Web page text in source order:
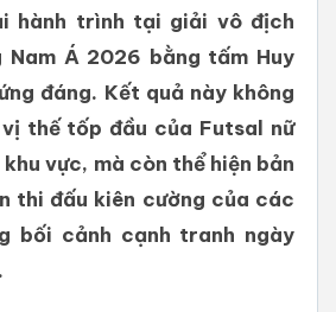
hành trình tại giải vô địch
Nam Á 2026 bằng tấm Huy
đáng. Kết quả này không
thế tốp đầu của Futsal nữ
vực, mà còn thể hiện bản
thi đấu kiên cường của các
bối cảnh cạnh tranh ngày